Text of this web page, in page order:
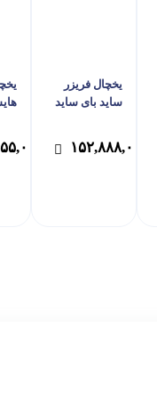
یخچال فریزر
ساید بای ساید
مدلHS600 -WI
۱۵۲,۸۸۸,۰۰۰